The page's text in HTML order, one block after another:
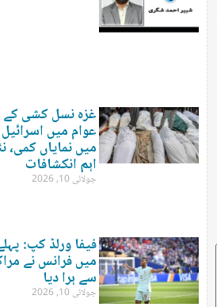
غزہ نسل کشی کے
عوام میں
میں نمایاں
اہم انکشافات
جولائی 10, 2026
فیفا ورلڈ کپ:
سے ہرا دیا
جولائی 10, 2026